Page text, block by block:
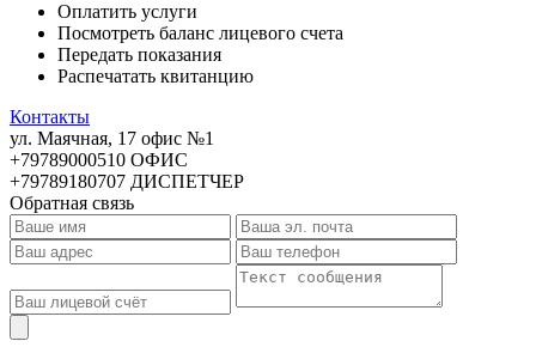
Оплатить услуги
Посмотреть баланс лицевого счета
Передать показания
Распечатать квитанцию
Контакты
ул. Маячная, 17 офис №1
+79789000510 ОФИС
+79789180707 ДИСПЕТЧЕР
Обратная связь